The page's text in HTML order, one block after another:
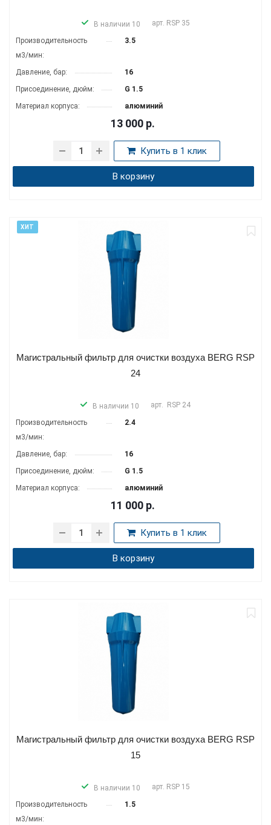
В наличии 10 арт. RSP 35
Производитель­ность
м3/мин:
3.5
Давление, бар:
16
Присоединение, дюйм:
G 1.5
Материал корпуса:
алюминий
13 000 р.
Купить в 1 клик
В корзину
ХИТ
Магистральный фильтр для очистки воздуха BERG RSP
24
В наличии 10 арт. RSP 24
Производитель­ность
м3/мин:
2.4
Давление, бар:
16
Присоединение, дюйм:
G 1.5
Материал корпуса:
алюминий
11 000 р.
Купить в 1 клик
В корзину
Магистральный фильтр для очистки воздуха BERG RSP
15
В наличии 10 арт. RSP 15
Производитель­ность
м3/мин:
1.5